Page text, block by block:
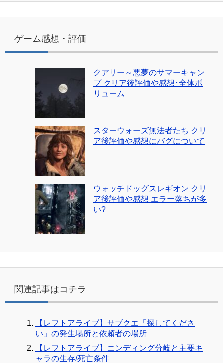
ゲーム感想・評価
クアリー～悪夢のサマーキャン
プ クリア後評価や感想･全体ボ
リューム
スターウォーズ無法者たち クリ
ア後評価や感想にバグについて
ウォッチドッグスレギオン クリ
ア後評価や感想 エラー落ちが多
い?
関連記事はコチラ
【レフトアライブ】サブクエ「探してくださ
い」の発生場所と依頼者の場所
【レフトアライブ】エンディング分岐と主要キ
ャラの生存/死亡条件